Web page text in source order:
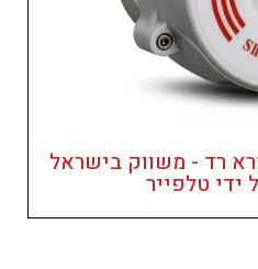
רד - משווק בישראל
ידי טלפייר